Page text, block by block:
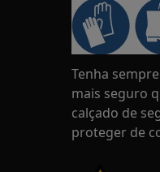
Tenha
mais seguro
calçado de
proteger de